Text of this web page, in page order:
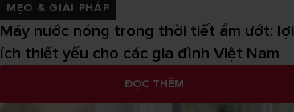
MẸO & GIẢI PHÁP
Máy nước nóng trong thời tiết ẩm ướt: lợi
ích thiết yếu cho các gia đình Việt Nam
ĐỌC THÊM